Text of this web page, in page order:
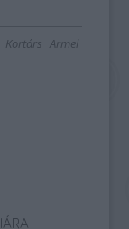
Kortárs Armel